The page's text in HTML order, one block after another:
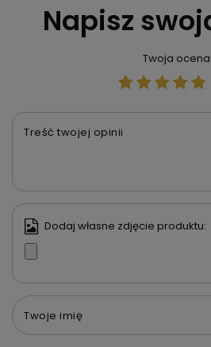
Napisz
Twoja ocena:
Treść twojej opinii
Dodaj własne zdjęcie produktu:
Twoje imię